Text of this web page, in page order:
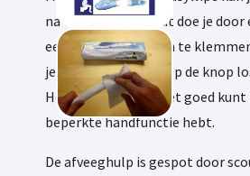
na toiletgebruik. Dat doe je
een vochtig doekje in te
je dat met een druk op de knop
Heel handig als je niet goed
beperkte handfunctie hebt.
De afveeghulp is gespot door